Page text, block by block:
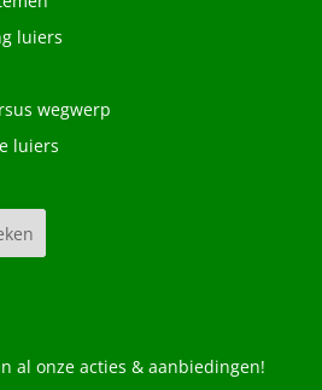
luiers
wegwerp
luiers
al onze acties & aanbiedingen!